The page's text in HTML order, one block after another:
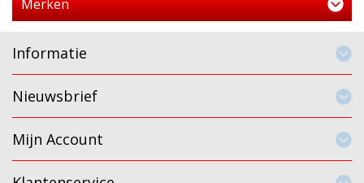
Merken
Informatie
Nieuwsbrief
Mijn Account